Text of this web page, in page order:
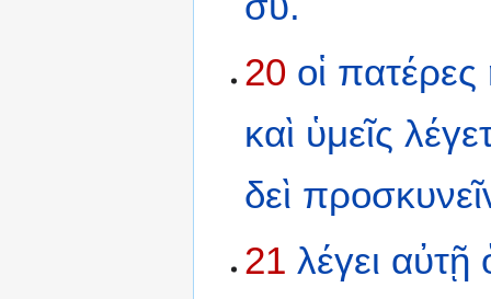
20 οἱ πατέρες
καὶ ὑμεῖς
δεὶ
21 λέγει αὐτῇ